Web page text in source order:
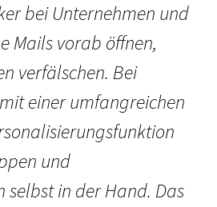
bei Unternehmen und
Mails vorab öffnen,
verfälschen. Bei
einer umfangreichen
und
in der Hand. Das